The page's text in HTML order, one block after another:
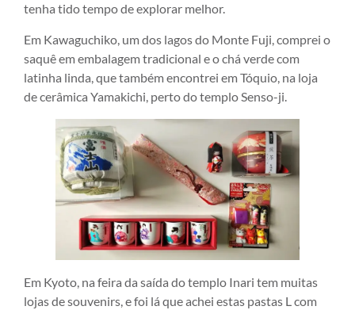
tenha tido tempo de explorar melhor.
Em Kawaguchiko, um dos lagos do Monte Fuji, comprei o
saquê em embalagem tradicional e o chá verde com
latinha linda, que também encontrei em Tóquio, na loja
de cerâmica Yamakichi, perto do templo Senso-ji.
Em Kyoto, na feira da saída do templo Inari tem muitas
lojas de souvenirs, e foi lá que achei estas pastas L com